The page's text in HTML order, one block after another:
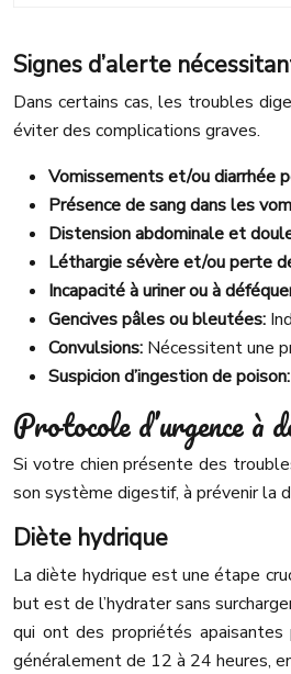
Signes d’alerte
Dans certains cas, les troubles
éviter des complications graves.
Vomissements et/ou diarrhée
Présence de sang dans les
Distension abdominale et
Léthargie sévère et/ou perte
Incapacité à uriner ou à
Gencives pâles ou bleutées:
Convulsions: Nécessitent une
Suspicion d’ingestion de poison:
Protocole d’urgence
Si votre chien présente des
son système digestif, à prévenir la
Diète hydrique
La diète hydrique est une étape
but est de l’hydrater sans
qui ont des propriétés apaisantes
généralement de 12 à 24 heures,